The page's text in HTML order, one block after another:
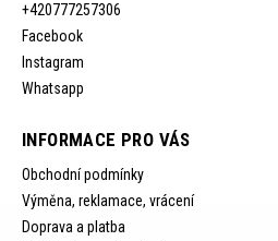
+420777257306
Facebook
Instagram
Whatsapp
INFORMACE PRO VÁS
Obchodní podmínky
Výměna, reklamace, vrácení
Doprava a platba